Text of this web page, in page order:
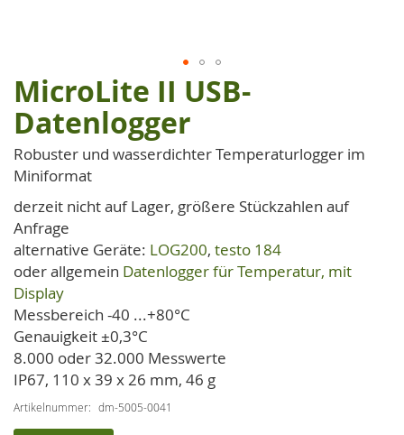
Zum
Anfang
der
Bildgalerie
springen
MicroLite II USB-
Datenlogger
Robuster und wasserdichter Temperaturlogger im
Miniformat
derzeit nicht auf Lager, größere Stückzahlen auf
Anfrage
alternative Geräte: LOG200, testo 184
oder allgemein Datenlogger für Temperatur, mit
Display
Messbereich -40 ...+80°C
Genauigkeit ±0,3°C
8.000 oder 32.000 Messwerte
IP67, 110 x 39 x 26 mm, 46 g
Artikelnummer dm-5005-0041